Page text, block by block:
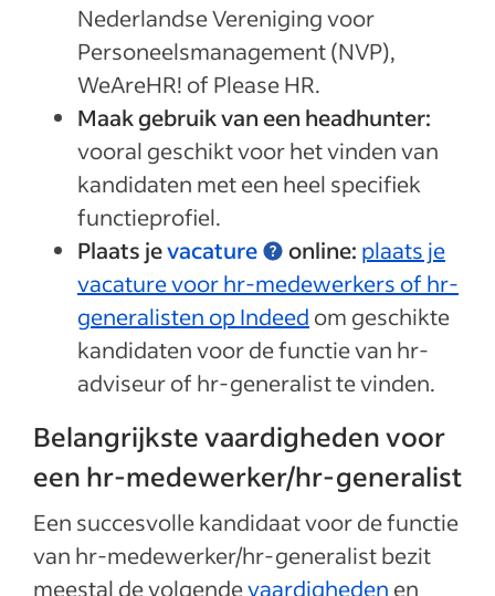
Nederlandse Vereniging voor
Personeelsmanagement (NVP),
WeAreHR! of Please HR.
Maak gebruik van een headhunter:
vooral geschikt voor het vinden van
kandidaten met een heel specifiek
functieprofiel.
Plaats jevacature online: plaats je
vacature voor hr-medewerkers of hr-
generalisten op Indeed om geschikte
kandidaten voor de functie van hr-
adviseur of hr-generalist te vinden.
Belangrijkste vaardigheden voor
een hr-medewerker/hr-generalist
Een succesvolle kandidaat voor de functie
van hr-medewerker/hr-generalist bezit
meestal de volgendevaardigheden en